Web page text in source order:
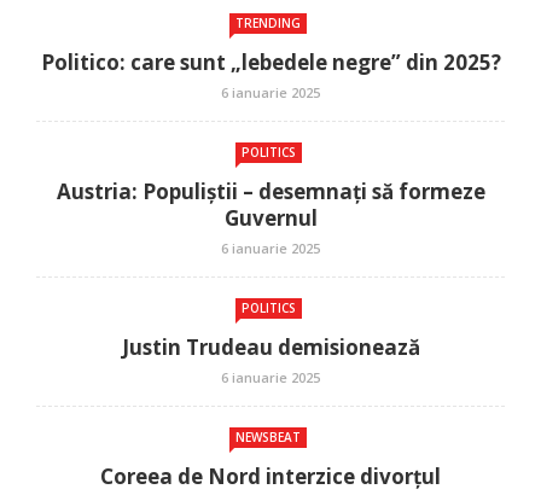
TRENDING
Politico: care sunt „lebedele negre” din 2025?
6 ianuarie 2025
POLITICS
Austria: Populiștii – desemnați să formeze
Guvernul
6 ianuarie 2025
POLITICS
Justin Trudeau demisionează
6 ianuarie 2025
NEWSBEAT
Coreea de Nord interzice divorțul